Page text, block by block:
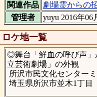
関連作品 劇場霊からの
管理者
yuyu 2016年
ロケ地一覧
◎舞台「鮮血の呼び声」
立芸術劇場」の外観
所沢市民文化センター
埼玉県所沢市並木1丁目